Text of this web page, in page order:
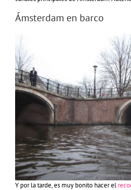
Ámsterdam en barco
Y por la tarde, es muy bonito hacer el